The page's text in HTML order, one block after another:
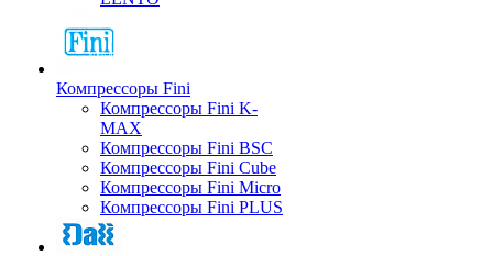
Компрессоры Fini
Компрессоры Fini K-
MAX
Компрессоры Fini BSC
Компрессоры Fini Cube
Компрессоры Fini Micro
Компрессоры Fini PLUS